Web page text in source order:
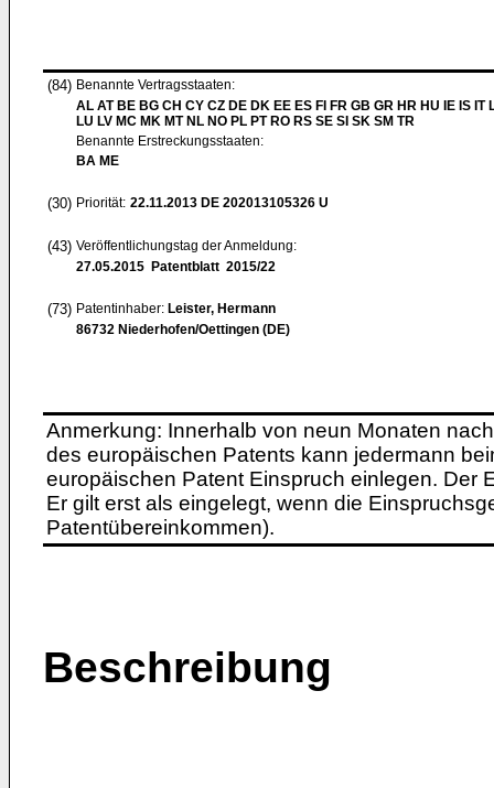
(84) Benannte Vertragsstaaten:
AL AT BE BG CH CY CZ DE DK EE ES FI FR GB GR HR HU IE IS IT
LU LV MC MK MT NL NO PL PT RO RS SE SI SK SM TR
Benannte Erstreckungsstaaten:
BA ME
(30) Priorität: 22.11.2013 DE 202013105326 U
(43) Veröffentlichungstag der Anmeldung:
27.05.2015 Patentblatt 2015/22
(73) Patentinhaber: Leister, Hermann
86732 Niederhofen/Oettingen (DE)
Anmerkung: Innerhalb von neun Monaten
des europäischen Patents kann jedermann
europäischen Patent Einspruch einlegen. Der
Er gilt erst als eingelegt, wenn die
Patentübereinkommen).
Beschreibung